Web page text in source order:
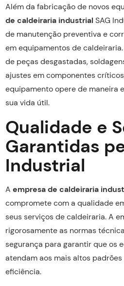
Além da fabricação de novos
de caldeiraria industrial SAG
de manutenção preventiva e
em equipamentos de
de peças desgastadas,
ajustes em componentes
equipamento opere de maneira
sua vida útil.
Qualidade e
Garantidas
Industrial
A empresa de caldeiraria
compromete com a qualidade
seus serviços de caldeiraria. A
rigorosamente as normas
segurança para garantir que os
atendam aos mais altos
eficiência.